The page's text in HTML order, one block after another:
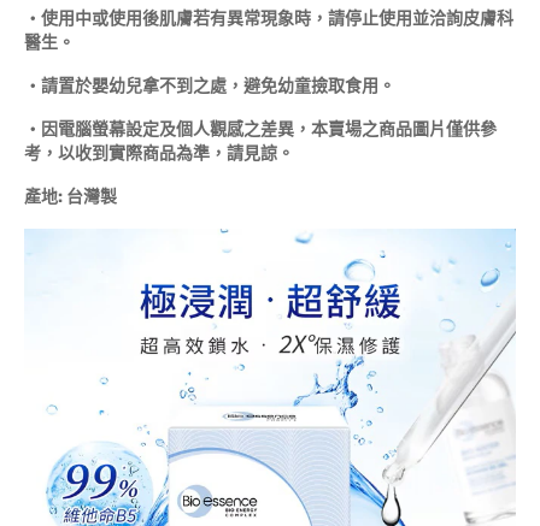
‧使用中或使用後肌膚若有異常現象時，請停止使用並洽詢皮膚科
醫生。
‧請置於嬰幼兒拿不到之處，避免幼童撿取食用。
‧因電腦螢幕設定及個人觀感之差異，本賣場之商品圖片僅供參
考，以收到實際商品為準，請見諒。
產地: 台灣製